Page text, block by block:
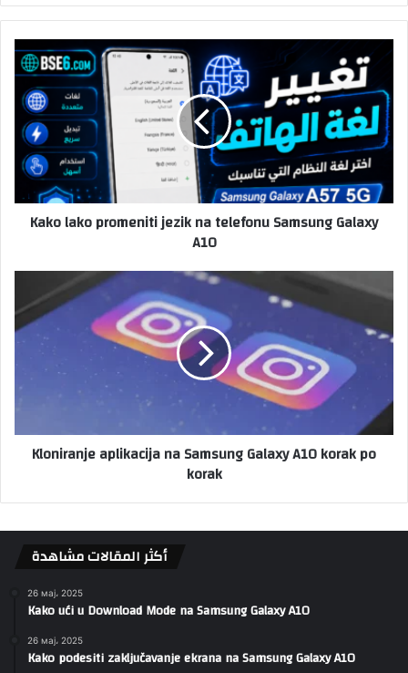
Kako lako promeniti jezik na telefonu Samsung Galaxy
A10
Kloniranje aplikacija na Samsung Galaxy A10 korak po
korak
أكثر المقالات مشاهدة
26 мај، 2025
Kako ući u Download Mode na Samsung Galaxy A10
26 мај، 2025
Kako podesiti zaključavanje ekrana na Samsung Galaxy A10